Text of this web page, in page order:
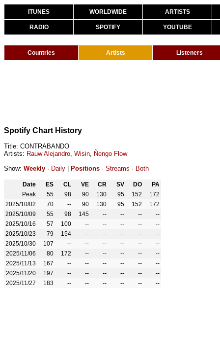
ITUNES WORLDWIDE ARTISTS
RADIO SPOTIFY YOUTUBE
Countries Artists Listeners
Spotify Chart History
Title: CONTRABANDO
Artists: Rauw Alejandro, Wisin, Ñengo Flow
Show: Weekly · Daily Positions · Streams · Both
Date ES CL VE CR SV DO
PA
Peak
55 98 90 130 95 152
172
2025/10/02
70 -- 90 130 95 152
172
2025/10/09
55 98 145 -- -- --
--
2025/10/16
57 100 -- -- -- --
--
2025/10/23
79 154 -- -- -- --
--
2025/10/30
107 -- -- -- -- --
--
2025/11/06
80 172 -- -- -- --
--
2025/11/13
167 -- -- -- -- --
--
2025/11/20
197 -- -- -- -- --
--
2025/11/27
183 -- -- -- -- -- --